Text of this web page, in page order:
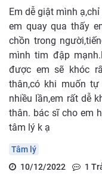
Em dễ giật mình
em quay qua thấy
chồn trong
mình tim đập
được em sẽ khóc
thân,có khi muốn
nhiều lần,em rất dễ
thân. bác sĩ cho em
tâm lý k ạ
Tâm lý
10/12/2022
1